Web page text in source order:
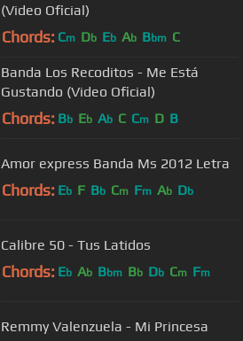
(Video Oficial)
Chords: Cm Db Eb Ab Bbm C
Banda Los Recoditos - Me Está
Gustando (Video Oficial)
Chords: Bb Eb Ab C Cm D B
Amor express Banda Ms 2012 Letra
Chords: Eb F Bb Cm Fm Ab Db
Calibre 50 - Tus Latidos
Chords: Eb Ab Bbm Bb Db Cm Fm
Remmy Valenzuela - Mi Princesa